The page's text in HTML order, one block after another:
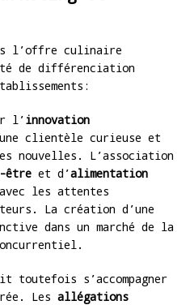
l’offre culinaire
de différenciation
l’innovation
clientèle curieuse et
nouvelles. L’association
être et d’alimentation
les attentes
La création d’une
dans un marché de la
s’accompagner
Les allégations